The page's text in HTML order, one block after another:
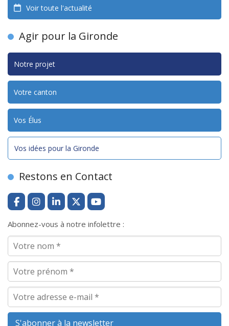
Voir toute l'actualité
Agir pour la Gironde
Notre projet
Votre canton
Vos Élus
Vos idées pour la Gironde
Restons en Contact
Abonnez-vous à notre infolettre :